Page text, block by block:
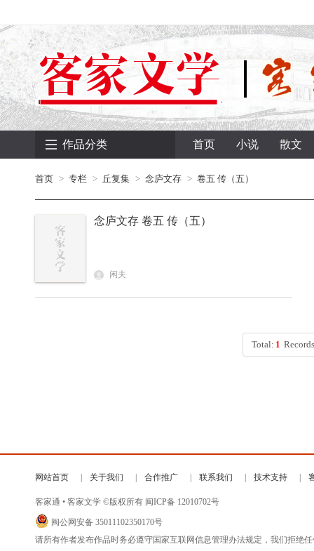
作品分类 首页 小说 散文
首页 专栏 丘复集 念庐文存 卷五 传（五）
念庐文存 卷五 传（五）
闲夫
Total: 1
网站首页 关于我们 合作推广 联系我们 技术支持
客家通 • 客家文学 ©版权所有 闽ICP备 12010702号
闽公网安备 35011102350170号
请所有作者发布作品时务必遵守国家互联网信息管理办法规定，我们拒绝